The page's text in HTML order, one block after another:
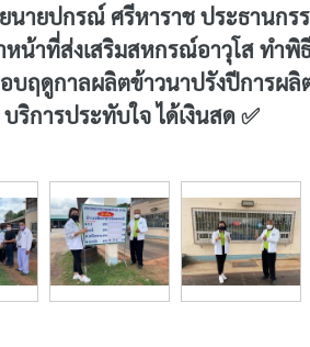
ายปกรณ์ ศรีหาราช ประธานกร
หน้าที่ส่งเสริมสหกรณ์อาวุโส ทำ
ฤดูกาลผลิตข้าวนาปรังปีการผ
การประทับใจ ได้เงินสด ✅